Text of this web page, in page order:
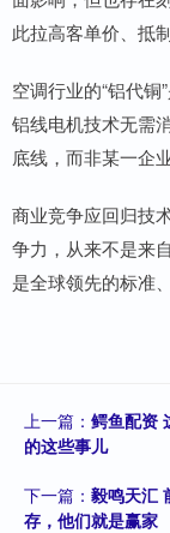
此拉高客单价、抵
空调行业的“铝代
铝线电机技术无需
底线，而非某一企
商业竞争应回归技
争力，从来不是来
是全球领先的标准
上一篇： 鳄鱼配资
的这些事儿
下一篇： 毅鸣天汇
存，他们就是赢家